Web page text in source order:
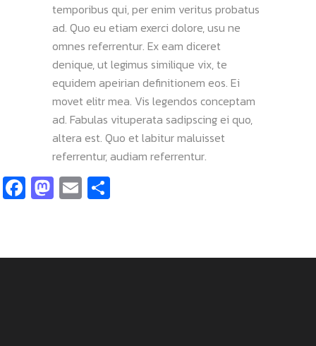
temporibus qui, per enim veritus probatus
ad. Quo eu etiam exerci dolore, usu ne
omnes referrentur. Ex eam diceret
denique, ut legimus similique vix, te
equidem apeirian definitionem eos. Ei
movet elitr mea. Vis legendos conceptam
ad. Fabulas vituperata sadipscing ei quo,
altera est. Quo et labitur maluisset
referrentur, audiam referrentur.
Facebook
Mastodon
Email